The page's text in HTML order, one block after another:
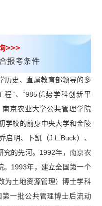
历史、直属教育部领导的多
程”、“985优势学科创新平
南京农业大学公共管理学院
学校的前身中央大学和金陵
启明、卜凯（J.L.Buck）、
究的先河。1992年，南京农
。1993年，建立全国第一个
为土地资源管理）博士学科
一批公共管理博士后流动